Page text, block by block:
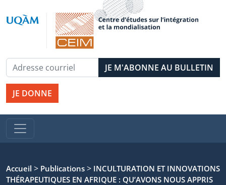
JE DONNE
Accueil > Publications > INCULTURATION ET INNOVATIONS
THÉRAPEUTIQUES EN AFRIQUE : QU’AVONS NOUS APPRIS